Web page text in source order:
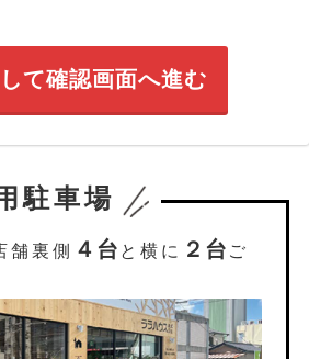
て確認画面へ進む
駐車場
舗裏側 ４台 と横に ２台 ご